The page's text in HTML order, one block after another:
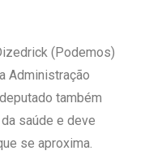
(Podemos)
Administração
também
saúde e deve
se aproxima.